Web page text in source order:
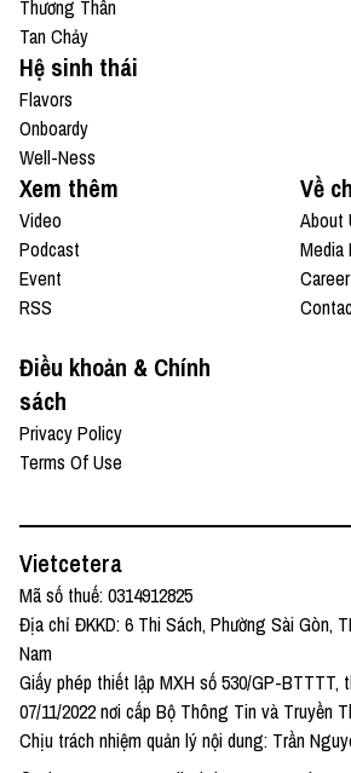
Thương Thân
Tan Chảy
Hệ sinh thái
Flavors
Onboardy
Well-Ness
Xem thêm
Video
Podcast
Event
RSS
Về
About
Media
Career
Điều khoản & Chính
sách
Privacy Policy
Terms Of Use
Vietcetera
Mã số thuế: 0314912825
Địa chỉ ĐKKD: 6 Thi Sách, Phường Sài Gòn,
Nam
Giấy phép thiết lập MXH số 530/GP-BTTTT,
07/11/2022 nơi cấp Bộ Thông Tin và Truyền
Chịu trách nhiệm quản lý nội dung: Trần